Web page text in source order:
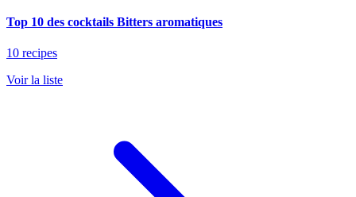
Top 10 des cocktails Bitters aromatiques
10 recipes
Voir la liste